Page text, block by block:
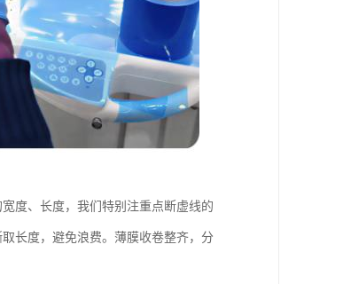
度、长度，我们特别注重点断虚线的
长度，避免浪费。薄膜收卷整齐，分